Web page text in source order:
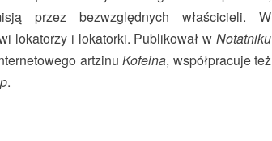
przez bezwzględnych właścicieli. W
lokatorzy i lokatorki. Publikował w Notatniku
artzinu Kofeina, współpracuje też
.